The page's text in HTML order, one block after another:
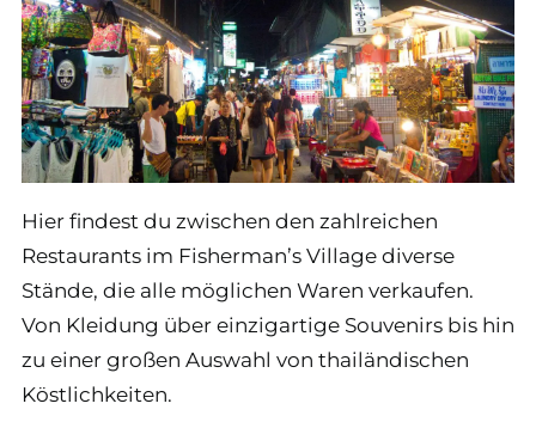
Hier findest du zwischen den zahlreichen
Restaurants im Fisherman’s Village diverse
Stände, die alle möglichen Waren verkaufen.
Von Kleidung über einzigartige Souvenirs bis hin
zu einer großen Auswahl von thailändischen
Köstlichkeiten.